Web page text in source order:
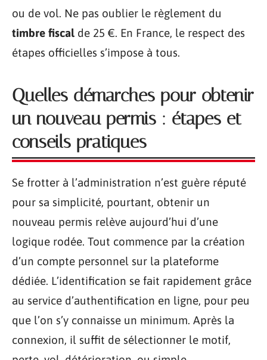
ou de vol. Ne pas oublier le règlement du
timbre fiscal de 25 €. En France, le respect des
étapes officielles s’impose à tous.
Quelles démarches pour obtenir
un nouveau permis : étapes et
conseils pratiques
Se frotter à l’administration n’est guère réputé
pour sa simplicité, pourtant, obtenir un
nouveau permis relève aujourd’hui d’une
logique rodée. Tout commence par la création
d’un compte personnel sur la plateforme
dédiée. L’identification se fait rapidement grâce
au service d’authentification en ligne, pour peu
que l’on s’y connaisse un minimum. Après la
connexion, il suffit de sélectionner le motif,